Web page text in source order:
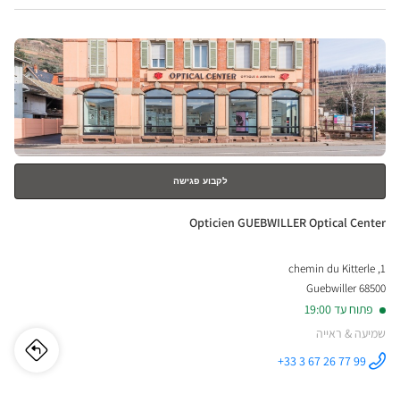
Center ב
לחץ
ENTER
למידע
נוסף
לקבוע פגישה
חנות:
Opticien GUEBWILLER Optical Center
1, chemin du Kitterle
68500 Guebwiller
פתוח עד 19:00
שמיעה & ראייה
התקשר לחנות
+33 3 67 26 77 99 לו"ז